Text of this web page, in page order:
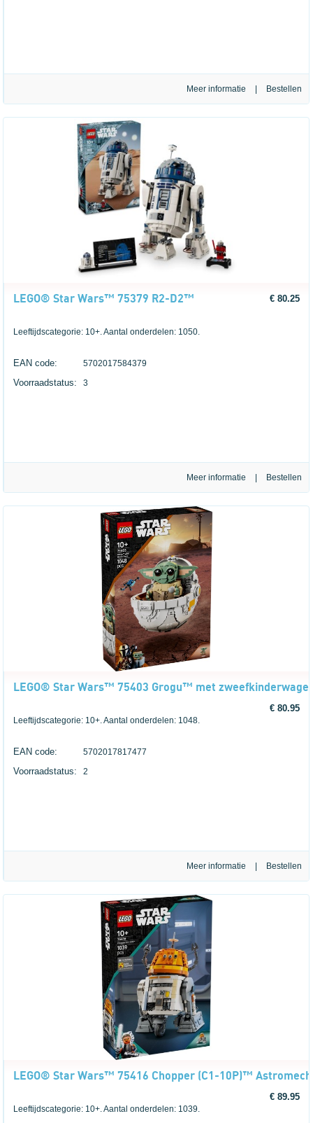
Meer informatie
LEGO® Star Wars™ 75379 R2-D2™ € 80.25
Leeftijdscategorie: 10+. Aantal onderdelen: 1050.
EAN code: 5702017584379
Voorraadstatus: 3
Meer informatie
LEGO® Star Wars™ 75403 Grogu™ met
€ 80.95
Leeftijdscategorie: 10+. Aantal onderdelen: 1048.
EAN code: 5702017817477
Voorraadstatus: 2
Meer informatie
LEGO® Star Wars™ 75416 Chopper (C1-10P)™
€ 89.95
Leeftijdscategorie: 10+. Aantal onderdelen: 1039.